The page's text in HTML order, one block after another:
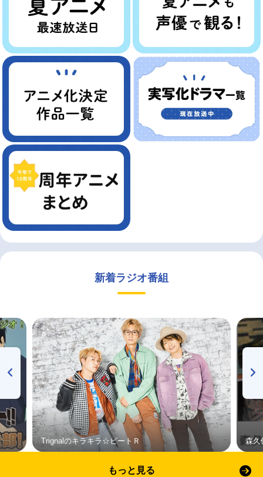
新着ラジオ番組
Trignalのキラキラ☆ビートＲ 森久
もっと見る